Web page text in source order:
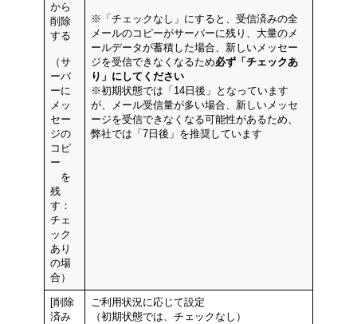
から
削除
する
（サ
ーバ
ーに
メッ
セー
ジの
コピ
ー
を
残
す：
チェ
ック
あり
の場
合）
※「チェックなし」にすると、受信済みの全
メールのコピーがサーバーに残り、大量のメ
ールデータが蓄積した場合、新しいメッセー
ジを受信できなくなるため必ず「チェックあ
り」にしてください
※初期状態では「14日後」となっています
が、メール受信量が多い場合、新しいメッセ
ージを受信できなくなる可能性があるため、
弊社では「7日後」を推奨しています
[削除
済み
ご利用状況に応じて設定
（初期状態では、チェックなし）